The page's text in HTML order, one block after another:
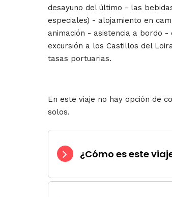
desayuno del último - las
especiales) - alojamiento en
animación - asistencia a bordo
excursión a los Castillos del
tasas portuarias.
En este viaje no hay opción de
solos.
¿Cómo es este